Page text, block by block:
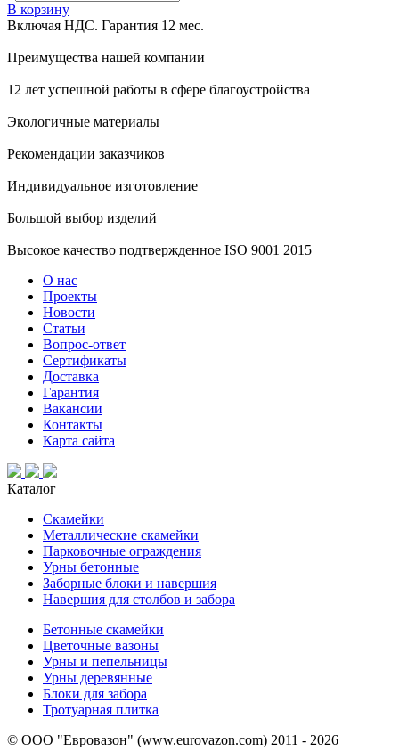
В корзину
Включая НДС. Гарантия 12 мес.
Преимущества нашей компании
12 лет успешной работы в сфере благоустройства
Экологичные материалы
Рекомендации заказчиков
Индивидуальное изготовление
Большой выбор изделий
Высокое качество подтвержденное ISO 9001 2015
О нас
Проекты
Новости
Статьи
Вопрос-ответ
Сертификаты
Доставка
Гарантия
Вакансии
Контакты
Карта сайта
Каталог
Скамейки
Металлические скамейки
Парковочные ограждения
Урны бетонные
Заборные блоки и навершия
Навершия для столбов и забора
Бетонные скамейки
Цветочные вазоны
Урны и пепельницы
Урны деревянные
Блоки для забора
Тротуарная плитка
© ООО "Евровазон" (www.eurovazon.com) 2011 - 2026